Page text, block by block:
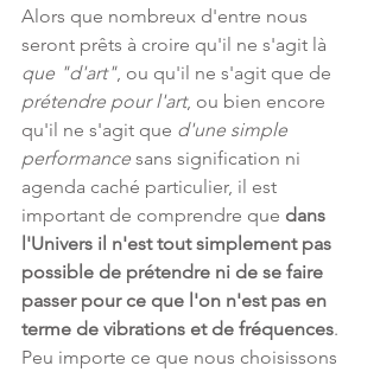
Alors que nombreux d'entre nous
seront prêts à croire qu'il ne s'agit là
que "d'art", ou qu'il ne s'agit que de
prétendre pour l'art, ou bien encore
qu'il ne s'agit que d'une simple
performance sans signification ni
agenda caché particulier, il est
important de comprendre que dans
l'Univers il n'est tout simplement pas
possible de prétendre ni de se faire
passer pour ce que l'on n'est pas en
terme de vibrations et de fréquences.
Peu importe ce que nous choisissons